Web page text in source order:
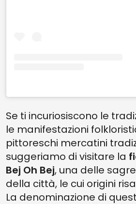
Se ti incuriosiscono le
le manifestazioni
pittoreschi mercatini
suggeriamo di visitare la
Bej Oh Bej, una delle
della città, le cui origini
La denominazione di